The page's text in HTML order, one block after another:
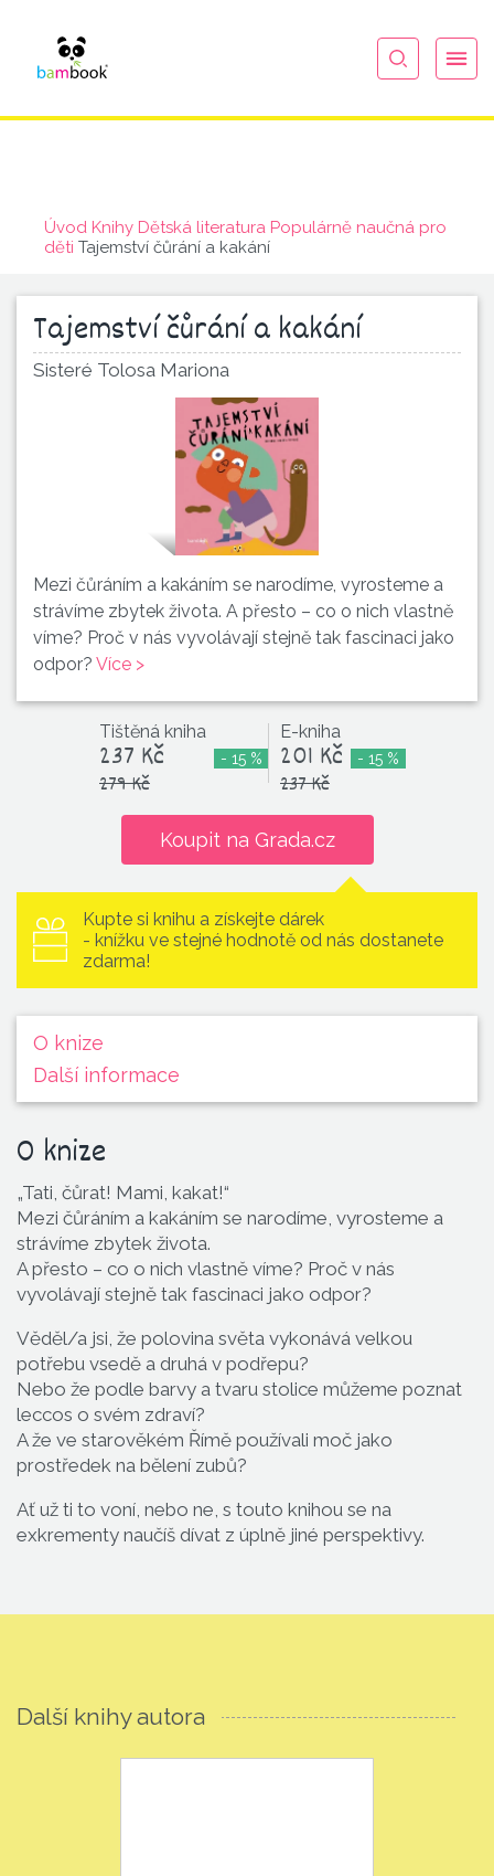
Úvod Knihy Dětská literatura Populárně naučná pro
děti Tajemství čůrání a kakání
Tajemství čůrání a kakání
Sisteré Tolosa Mariona
Mezi čůráním a kakáním se narodíme, vyrosteme a
strávíme zbytek života. A přesto – co o nich vlastně
víme? Proč v nás vyvolávají stejně tak fascinaci jako
odpor? Více >
Koupit na Grada.cz
Tištěná kniha
237 Kč
279 Kč
- 15 %
E-kniha
201 Kč
237 Kč
- 15 %
Kupte si knihu a získejte dárek
- knížku ve stejné hodnotě od nás dostanete
zdarma!
O knize
Další informace
O knize
„Tati, čůrat! Mami, kakat!“
Mezi čůráním a kakáním se narodíme, vyrosteme a
strávíme zbytek života.
A přesto – co o nich vlastně víme? Proč v nás
vyvolávají stejně tak fascinaci jako odpor?
Věděl/a jsi, že polovina světa vykonává velkou
potřebu vsedě a druhá v podřepu?
Nebo že podle barvy a tvaru stolice můžeme poznat
leccos o svém zdraví?
A že ve starověkém Římě používali moč jako
prostředek na bělení zubů?
Ať už ti to voní, nebo ne, s touto knihou se na
exkrementy naučíš dívat z úplně jiné perspektivy.
Další knihy autora